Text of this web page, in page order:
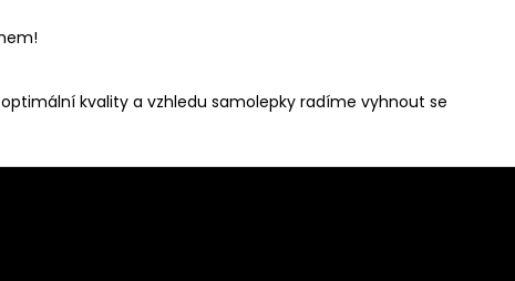
kvality a vzhledu samolepky radíme vyhnout se